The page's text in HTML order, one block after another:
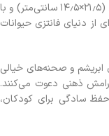
در قطع متوسط (۲۱٫۵×۱۴٫۵ سانتی‌متر) و با
دنیای فانتزی حیوانات
ابریشم و صحنه‌های خیالی
ذهنی دعوت می‌کنند.
سادگی برای کودکان،